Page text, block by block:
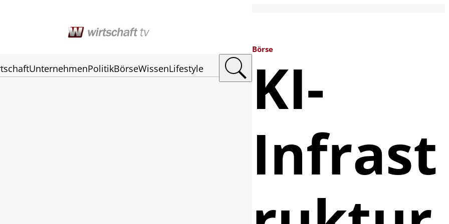
UnternehmenPolitikBörseWissenLifestyle
Börse
KI-
Infrast